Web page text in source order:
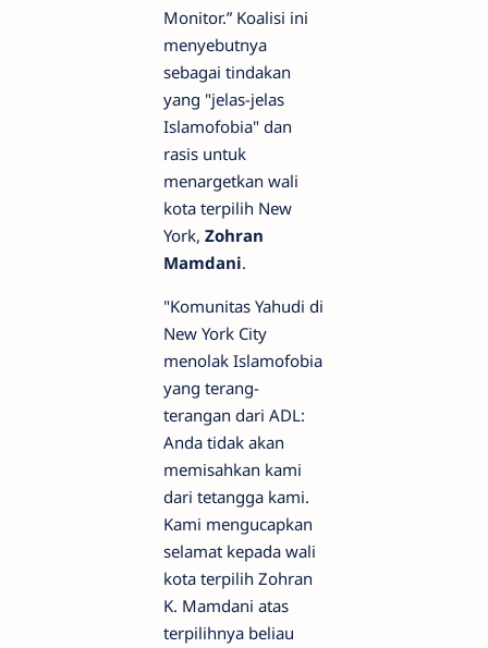
Monitor.” Koalisi ini
menyebutnya
sebagai tindakan
yang "jelas-jelas
Islamofobia" dan
rasis untuk
menargetkan wali
kota terpilih New
York, Zohran
Mamdani.
"Komunitas Yahudi di
New York City
menolak Islamofobia
yang terang-
terangan dari ADL:
Anda tidak akan
memisahkan kami
dari tetangga kami.
Kami mengucapkan
selamat kepada wali
kota terpilih Zohran
K. Mamdani atas
terpilihnya beliau